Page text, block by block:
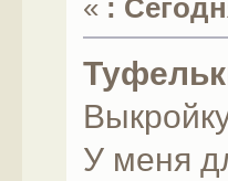
« :
У меня